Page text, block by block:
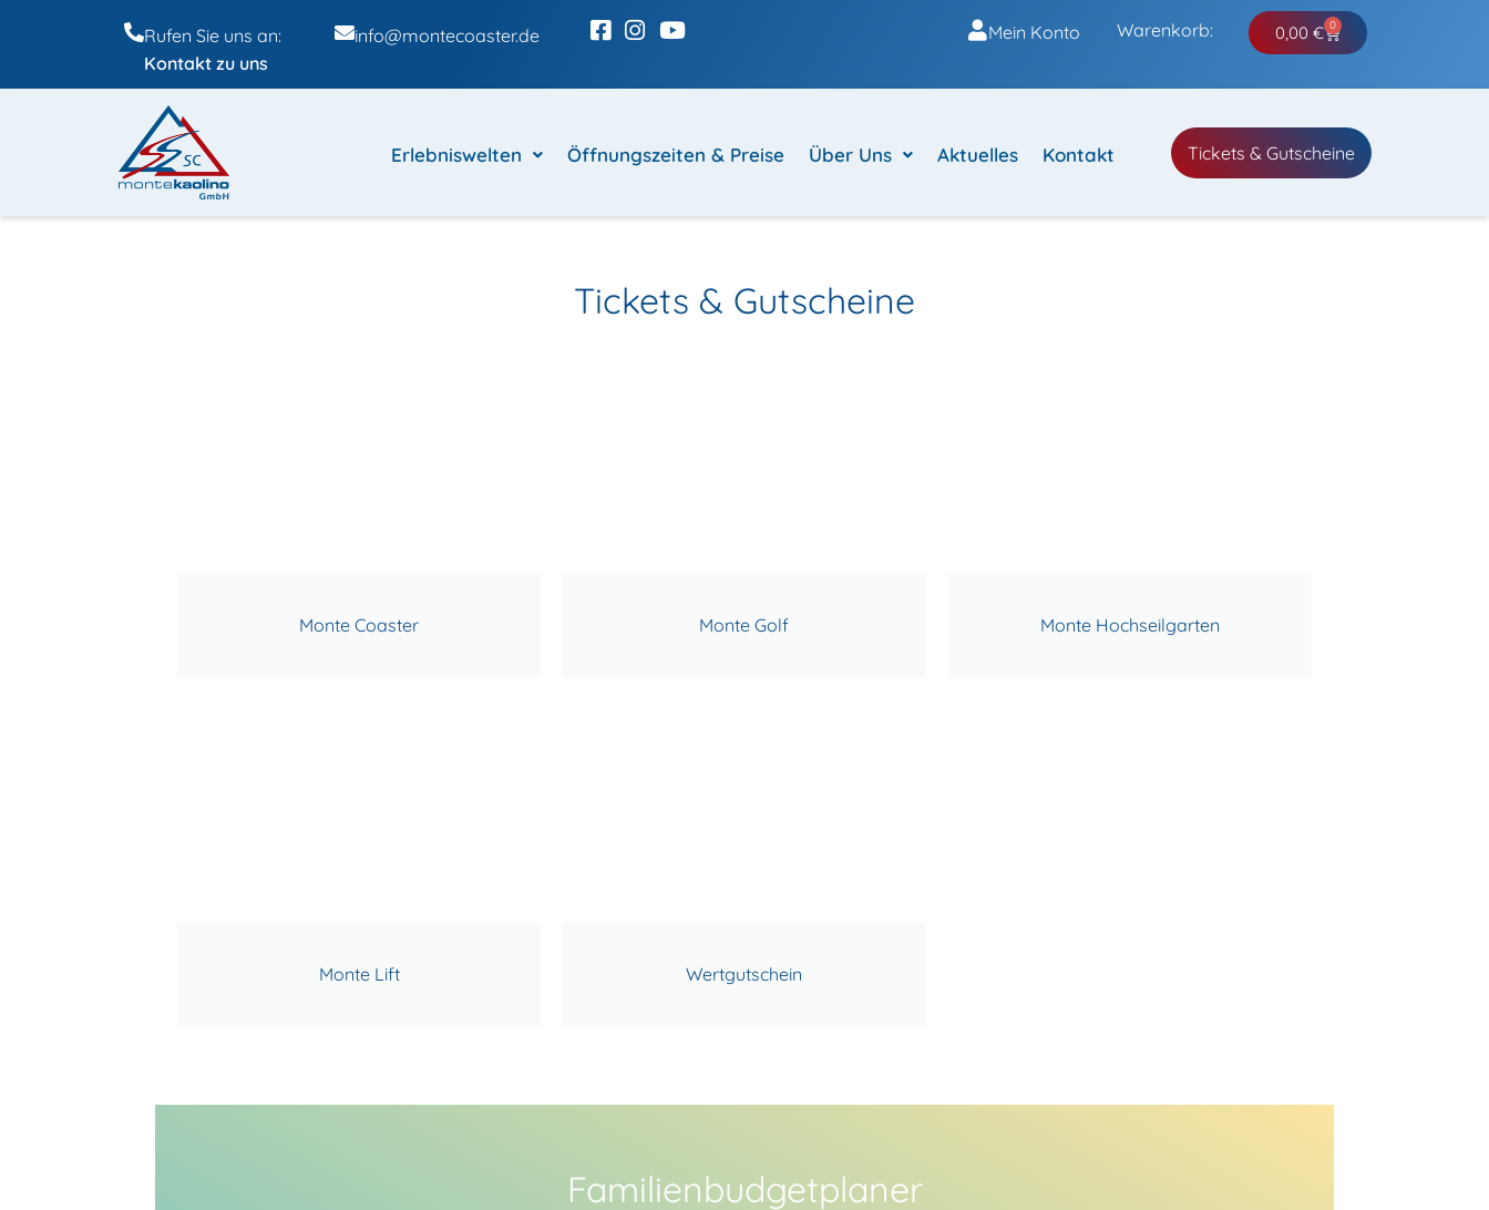
Rufen Sie uns an:
Kontakt zu uns
info@montecoaster.de Mein Konto Warenkorb: 0,00 € 0
Erlebniswelten Öffnungszeiten & Preise Über Uns Aktuelles Kontakt Tickets & Gutscheine
Tickets & Gutscheine
Monte Coaster Monte Golf Monte Hochseilgarten
Monte Lift Wertgutschein
Familienbudgetplaner